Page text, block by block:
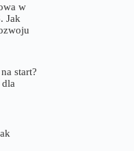
w
Jak
start?